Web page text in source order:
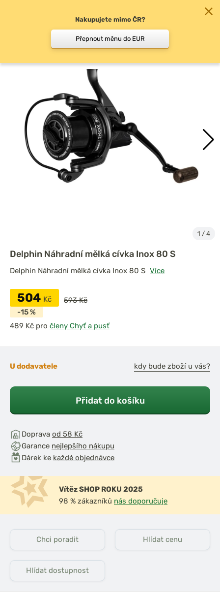
Ultegra
DAM Naviják Quick
Intenze 6000FS Akce
1+1
Náhradní cívky
1 / 4
Delphin Náhradní mělká cívka Inox 80 S
Delphin Náhradní mělká cívka Inox 80 S Více
504 Kč
593 Kč
-15 %
pro členy Chyť a pusť
U dodavatele kdy bude zboží u vás?
Přidat do košíku
Doprava od 58 Kč
Garance nejlepšího nákupu
Dárek ke každé objednávce
Vítěz SHOP ROKU 2025
98 % zákazníků nás doporučuje
Chci poradit Hlídat cenu
Hlídat dostupnost
Nakupujete mimo ČR?
Přepnout měnu do EUR